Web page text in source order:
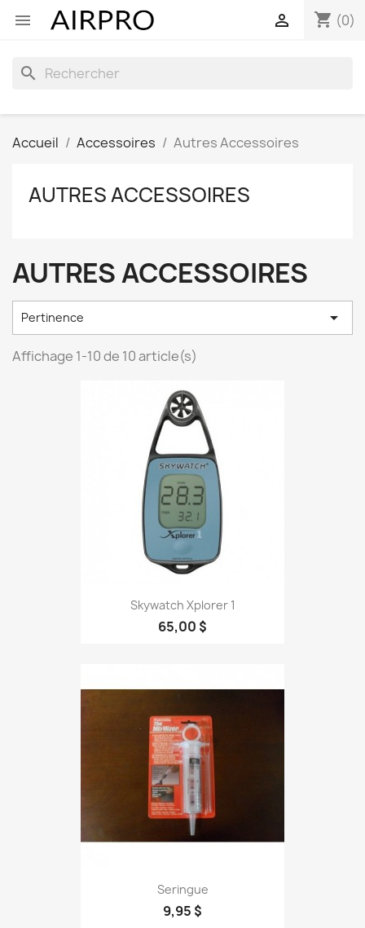
 shopping_cart (0)

search
Accueil Accessoires Autres Accessoires
AUTRES ACCESSOIRES
AUTRES ACCESSOIRES
Pertinence 
Affichage 1-10 de 10 article(s)
Skywatch Xplorer 1
65,00 $
Seringue
9,95 $